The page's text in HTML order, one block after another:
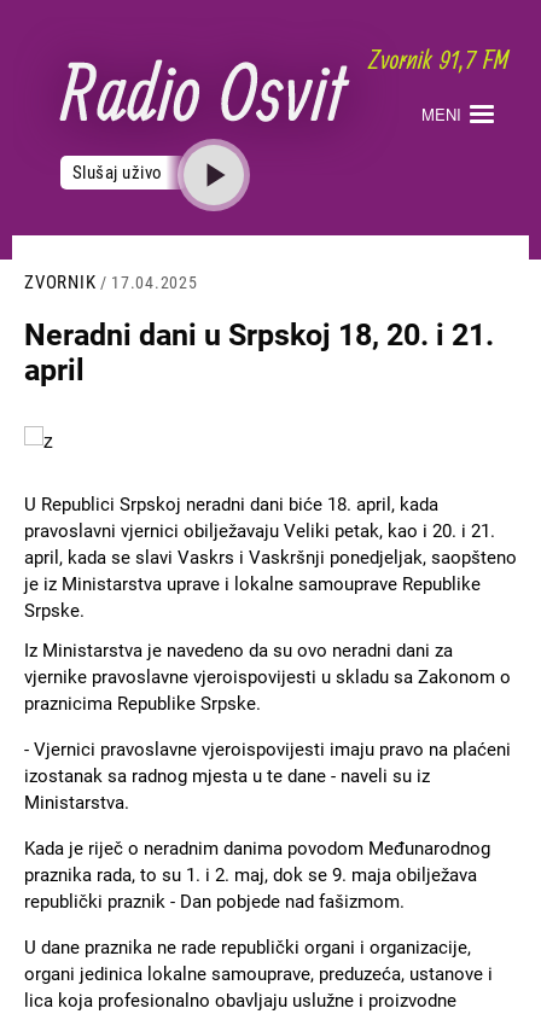
sadržaj
MENI
Slušaj uživo
ZVORNIK / 17.04.2025
Neradni dani u Srpskoj 18, 20. i 21.
april
Slika
U Republici Srpskoj neradni dani biće 18. april, kada
pravoslavni vjernici obilježavaju Veliki petak, kao i 20. i 21.
april, kada se slavi Vaskrs i Vaskršnji ponedjeljak, saopšteno
je iz Ministarstva uprave i lokalne samouprave Republike
Srpske.
Iz Ministarstva je navedeno da su ovo neradni dani za
vjernike pravoslavne vjeroispovijesti u skladu sa Zakonom o
praznicima Republike Srpske.
- Vjernici pravoslavne vjeroispovijesti imaju pravo na plaćeni
izostanak sa radnog mjesta u te dane - naveli su iz
Ministarstva.
Kada je riječ o neradnim danima povodom Međunarodnog
praznika rada, to su 1. i 2. maj, dok se 9. maja obilježava
republički praznik - Dan pobjede nad fašizmom.
U dane praznika ne rade republički organi i organizacije,
organi jedinica lokalne samouprave, preduzeća, ustanove i
lica koja profesionalno obavljaju uslužne i proizvodne